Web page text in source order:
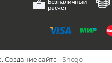
Создание сайта - Shogo